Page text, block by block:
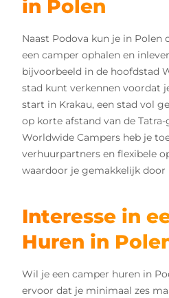
in Polen
Naast Podova kun je in Polen
een camper ophalen en
bijvoorbeeld in de hoofdstad
stad kunt verkennen voordat
start in Krakau, een stad vol
op korte afstand van de
Worldwide Campers heb je
verhuurpartners en flexibele
waardoor je gemakkelijk door
Interesse in
Huren in
Wil je een camper huren in
ervoor dat je minimaal zes